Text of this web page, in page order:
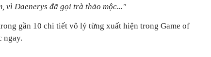
vì Daenerys đã gọi trà thảo mộc..."
gần 10 chi tiết vô lý từng xuất hiện trong Game of
ngay.